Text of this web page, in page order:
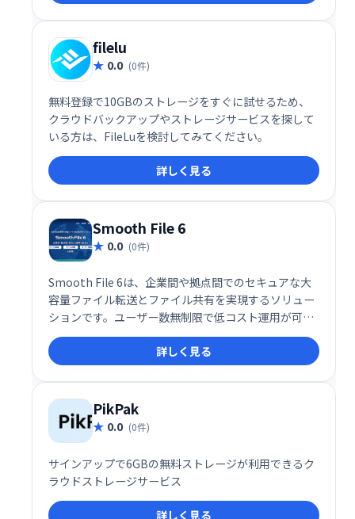
filelu
0.0 (0件)
無料登録で10GBのストレージをすぐに試せるため、
クラウドバックアップやストレージサービスを探して
いる方は、FileLuを検討してみてください。
詳しく見る
Smooth File 6
0.0 (0件)
Smooth File 6は、企業間や拠点間でのセキュアな大
容量ファイル転送とファイル共有を実現するソリュー
ションです。ユーザー数無制限で低コスト運用が可
能。スムーズなデータ連携と安全なファイル管理で、
業務効率を大幅に向上させます。
詳しく見る
PikPak
0.0 (0件)
サインアップで6GBの無料ストレージが利用できるク
ラウドストレージサービス
詳しく見る